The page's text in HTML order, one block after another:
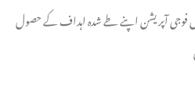
فوجی آپریشن اپنے طے شدہ اہداف کے حصول